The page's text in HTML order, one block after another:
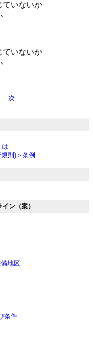
ていないか
ていないか
次
は
則)＞条例
ン（案）
地区
条件